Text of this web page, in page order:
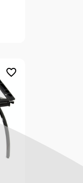
favorite_border